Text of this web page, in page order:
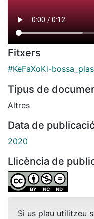
Fitxers
#KeFaXoKi-
Tipus de
Altres
Data de
2020
Llicència de
Si us plau utilitzeu